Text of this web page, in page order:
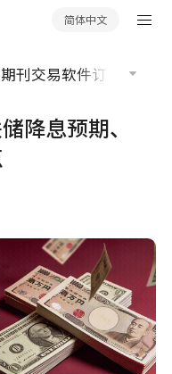
简体中文
刊交易软件订单流
降息预期、